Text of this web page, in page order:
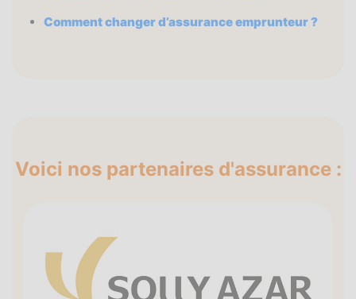
Comment changer d’assuranceemprunteur ?
Voici nos partenaires d'assurance :